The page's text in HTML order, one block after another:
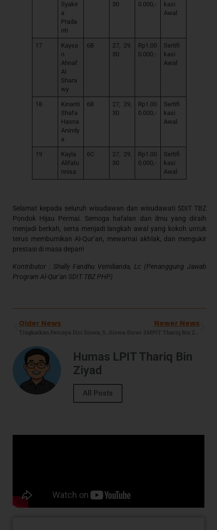
Syakir
a
Prada
nti
30
0.000,-
kasi
Awal
17
Kaysa
n
Ahnaf
Al
Shara
wy
6B
27, 29,
30
Rp1.00
0.000,-
Sertifi
kasi
Awal
18
Kinanti
Shafa
Hasna
Anindy
a
6B
27, 29,
30
Rp1.00
0.000,-
Sertifi
kasi
Awal
19
Kayla
Alifatu
nnisa
6C
27, 29,
30
Rp1.00
0.000,-
Sertifi
kasi
Awal
Selamat kepada seluruh wisudawan dan wisudawati SDIT TBZ
Pondok Hijau Permai. Semoga hafalan dan ilmu yang diraih
menjadi berkah, serta menjadi langkah awal yang kokoh untuk
terus membumikan Al-Qur’an, mewarnai akhlak, dan mengukir
prestasi di masa depan!
Kontributor : Shally Fandhu Vemilianda, Lc (Penanggung Jawab
Program Al-Qur’an SDIT TBZ PHP)
Older News
Tingkatkan Percaya Diri Siswa, SMPIT Thariq Bin Ziyad Boarding Gelar English Outing Program (EOP) 2026
Newer News
Siswa-Siswi SMPIT Thariq Bin Ziyad Borong 16 Medali di Olimpiade, 2 Diantaranya Medali Emas.
Humas LPIT Thariq Bin
Ziyad
All Posts